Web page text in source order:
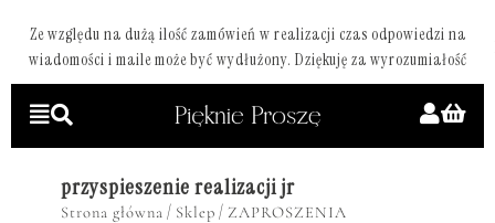
Ze względu na dużą ilość zamówień w realizacji czas odpowiedzi na
wiadomości i maile może być wydłużony. Dziękuję za wyrozumiałość
przyspieszenie realizacji jr
Strona główna / Sklep / ZAPROSZENIA